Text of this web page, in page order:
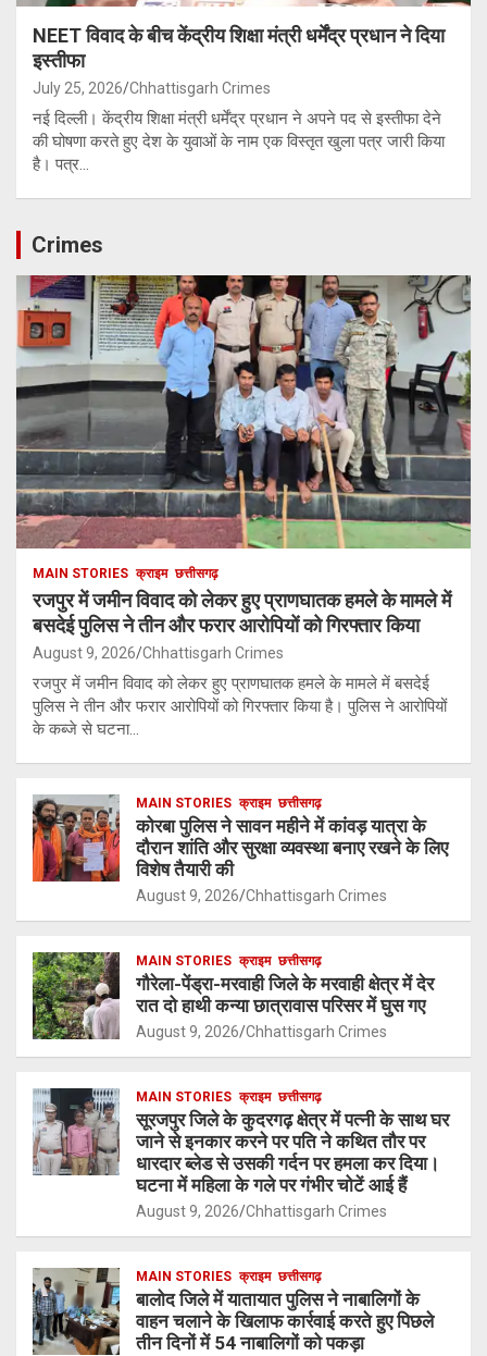
NEET विवाद के बीच केंद्रीय शिक्षा मंत्री धर्मेंद्र प्रधान ने दिया
इस्तीफा
July 25, 2026 Chhattisgarh Crimes
नई दिल्ली। केंद्रीय शिक्षा मंत्री धर्मेंद्र प्रधान ने अपने पद से इस्तीफा देने
की घोषणा करते हुए देश के युवाओं के नाम एक विस्तृत खुला पत्र जारी किया
है। पत्र…
Crimes
MAIN STORIES क्राइम छत्तीसगढ़
रजपुर में जमीन विवाद को लेकर हुए प्राणघातक हमले के मामले में
बसदेई पुलिस ने तीन और फरार आरोपियों को गिरफ्तार किया
August 9, 2026 Chhattisgarh Crimes
रजपुर में जमीन विवाद को लेकर हुए प्राणघातक हमले के मामले में बसदेई
पुलिस ने तीन और फरार आरोपियों को गिरफ्तार किया है। पुलिस ने आरोपियों
के कब्जे से घटना…
MAIN STORIES क्राइम छत्तीसगढ़
कोरबा पुलिस ने सावन महीने में कांवड़ यात्रा के
दौरान शांति और सुरक्षा व्यवस्था बनाए रखने के लिए
विशेष तैयारी की
August 9, 2026 Chhattisgarh Crimes
MAIN STORIES क्राइम छत्तीसगढ़
गौरेला-पेंड्रा-मरवाही जिले के मरवाही क्षेत्र में देर
रात दो हाथी कन्या छात्रावास परिसर में घुस गए
August 9, 2026 Chhattisgarh Crimes
MAIN STORIES क्राइम छत्तीसगढ़
सूरजपुर जिले के कुदरगढ़ क्षेत्र में पत्नी के साथ घर
जाने से इनकार करने पर पति ने कथित तौर पर
धारदार ब्लेड से उसकी गर्दन पर हमला कर दिया।
घटना में महिला के गले पर गंभीर चोटें आई हैं
August 9, 2026 Chhattisgarh Crimes
MAIN STORIES क्राइम छत्तीसगढ़
बालोद जिले में यातायात पुलिस ने नाबालिगों के
वाहन चलाने के खिलाफ कार्रवाई करते हुए पिछले
तीन दिनों में 54 नाबालिगों को पकड़ा